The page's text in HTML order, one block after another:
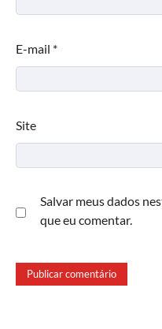
E-mail *
Site
Salvar meus dados
que eu comentar.